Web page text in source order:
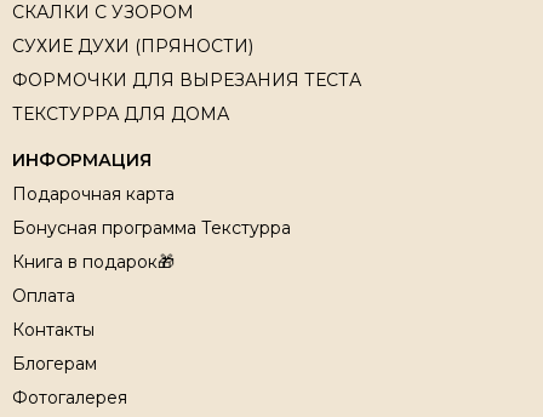
СКАЛКИ С УЗОРОМ
СУХИЕ ДУХИ (ПРЯНОСТИ)
ФОРМОЧКИ ДЛЯ ВЫРЕЗАНИЯ ТЕСТА
ТЕКСТУРРА ДЛЯ ДОМА
ИНФОРМАЦИЯ
Подарочная карта
Бонусная программа Текстурра
Книга в подарок🎁
Оплата
Контакты
Блогерам
Фотогалерея